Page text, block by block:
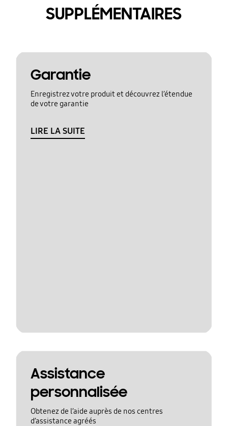
SUPPLÉMENTAIRES
Garantie
Enregistrez votre produit et découvrez l’étendue
de votre garantie
LIRE LA SUITE
Assistance
personnalisée
Obtenez de l’aide auprès de nos centres
d’assistance agréés